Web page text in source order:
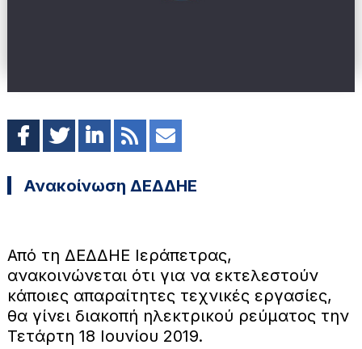
Ανακοίνωση ΔΕΔΔΗΕ
Από τη ΔΕΔΔΗΕ Ιεράπετρας,
ανακοινώνεται ότι για να εκτελεστούν
κάποιες απαραίτητες τεχνικές εργασίες,
θα γίνει διακοπή ηλεκτρικού ρεύματος την
Τετάρτη 18 Ιουνίου 2019.